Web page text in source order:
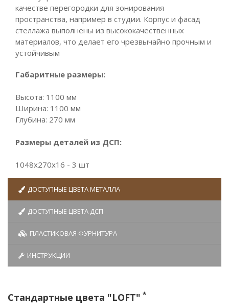
качестве перегородки для зонирования
пространства, например в студии. Корпус и фасад
стеллажа выполнены из высококачественных
материалов, что делает его чрезвычайно прочным и
устойчивым
Габаритные размеры:
Высота: 1100 мм
Ширина: 1100 мм
Глубина: 270 мм
Размеры деталей из ДСП:
1048х270x16 - 3 шт
ДОСТУПНЫЕ ЦВЕТА МЕТАЛЛА
ДОСТУПНЫЕ ЦВЕТА ДСП
ПЛАСТИКОВАЯ ФУРНИТУРА
ИНСТРУКЦИИ
Стандартные цвета "LOFT" *